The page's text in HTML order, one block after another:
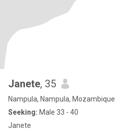
Janete, 35
Nampula, Nampula, Mozambique
Seeking: Male 33 - 40
Janete